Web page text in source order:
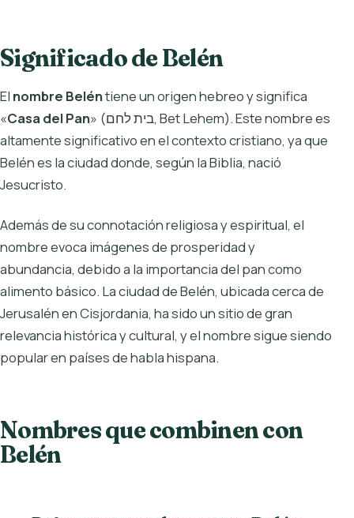
Significado de Belén
El nombre Beléntiene un origen hebreo y significa
«Casa del Pan» (בית לחם, Bet Lehem). Este nombre es
altamente significativo en el contexto cristiano, ya que
Belén es la ciudad donde, según la Biblia, nació
Jesucristo.
Además de su connotación religiosa y espiritual, el
nombre evoca imágenes de prosperidad y
abundancia, debido a la importancia del pan como
alimento básico. La ciudad de Belén, ubicada cerca de
Jerusalén en Cisjordania, ha sido un sitio de gran
relevancia histórica y cultural, y el nombre sigue siendo
popular en países de habla hispana.
Nombres que combinen con
Belén